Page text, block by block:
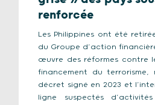
renforcée
Les Philippines ont été
du Groupe d’action
œuvre des réformes contre
financement du terrorisme,
décret signé en 2023 et
ligne suspectés